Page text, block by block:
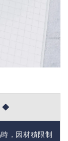
◆
，因材積限制